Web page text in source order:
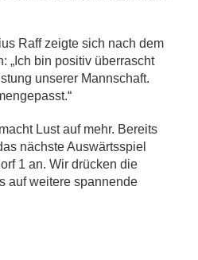
Raff zeigte sich nach dem
„Ich bin positiv überrascht
unserer Mannschaft.
Lust auf mehr. Bereits
nächste Auswärtsspiel
1 an. Wir drücken die
auf weitere spannende